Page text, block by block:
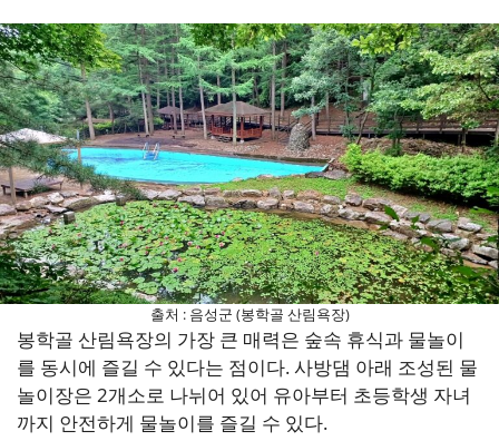
출처 : 음성군 (봉학골 산림욕장)
봉학골 산림욕장의 가장 큰 매력은 숲속 휴식과 물놀이
를 동시에 즐길 수 있다는 점이다. 사방댐 아래 조성된 물
놀이장은 2개소로 나뉘어 있어 유아부터 초등학생 자녀
까지 안전하게 물놀이를 즐길 수 있다.